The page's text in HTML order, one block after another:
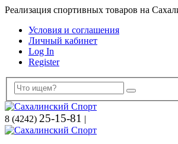
Реализация спортивных товаров на
Условия и соглашения
Личный кабинет
Log In
Register
8 (4242) 25-15-81 |